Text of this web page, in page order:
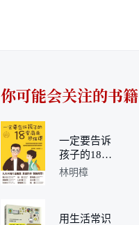
你可能会关注的书籍
一定要告诉
孩子的18堂
商业思维课
林明樟
用生活常识